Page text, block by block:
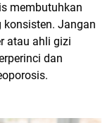
membutuhkan
konsisten. Jangan
atau ahli gizi
dan